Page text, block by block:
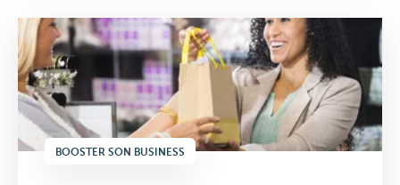
Je reçois des clients
Je suis au bureau
Je suis sur la route
BOOSTER SON BUSINESS